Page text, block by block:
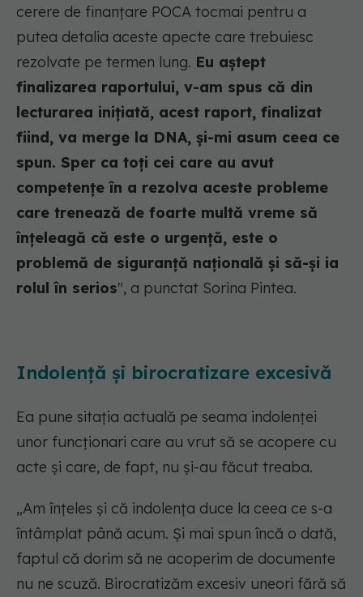
cerere de finanțare POCA tocmai pentru a
putea detalia aceste apecte care trebuiesc
rezolvate pe termen lung. Eu aștept
finalizarea raportului, v-am spus că din
lecturarea inițiată, acest raport, finalizat
fiind, va merge la DNA, și-mi asum ceea ce
spun. Sper ca toți cei care au avut
competențe în a rezolva aceste probleme
care trenează de foarte multă vreme să
înțeleagă că este o urgență, este o
problemă de siguranță națională și să-și ia
rolul în serios", a punctat Sorina Pintea.
Indolență și birocratizare excesivă
Ea pune sitația actuală pe seama indolenței
unor funcționari care au vrut să se acopere cu
acte și care, de fapt, nu și-au făcut treaba.
„Am înțeles și că indolența duce la ceea ce s-a
întâmplat până acum. Și mai spun încă o dată,
faptul că dorim să ne acoperim de documente
nu ne scuză. Birocratizăm excesiv uneori fără să